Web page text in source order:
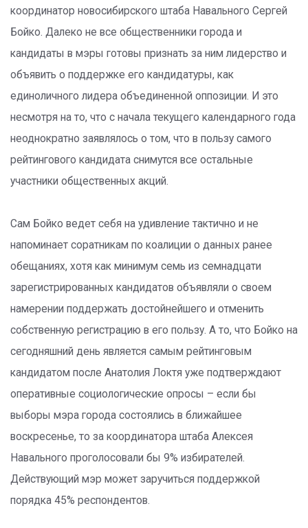
координатор новосибирского штаба Навального Сергей
Бойко. Далеко не все общественники города и
кандидаты в мэры готовы признать за ним лидерство и
объявить о поддержке его кандидатуры, как
единоличного лидера объединенной оппозиции. И это
несмотря на то, что с начала текущего календарного года
неоднократно заявлялось о том, что в пользу самого
рейтингового кандидата снимутся все остальные
участники общественных акций.
Сам Бойко ведет себя на удивление тактично и не
напоминает соратникам по коалиции о данных ранее
обещаниях, хотя как минимум семь из семнадцати
зарегистрированных кандидатов объявляли о своем
намерении поддержать достойнейшего и отменить
собственную регистрацию в его пользу. А то, что Бойко на
сегодняшний день является самым рейтинговым
кандидатом после Анатолия Локтя уже подтверждают
оперативные социологические опросы – если бы
выборы мэра города состоялись в ближайшее
воскресенье, то за координатора штаба Алексея
Навального проголосовали бы 9% избирателей.
Действующий мэр может заручиться поддержкой
порядка 45% респондентов.